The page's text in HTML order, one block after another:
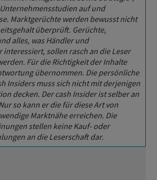
auf und
Marktgerüchte werden bewusst nicht
überprüft. Gerüchte,
alles, was Händler und
sollen rasch an die Leser
Für die Richtigkeit der Inhalte
übernommen. Die persönliche
Insiders muss sich nicht mit derjenigen
decken. Der cash Insider ist selber an
so kann er die für diese Art von
Marktnähe erreichen. Die
stellen keine Kauf- oder
an die Leserschaft dar.